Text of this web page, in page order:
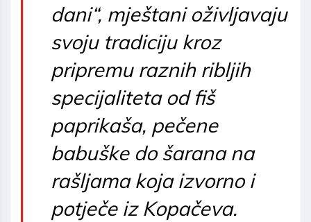
dani“, mještani oživljavaju
svoju tradiciju kroz
pripremu raznih ribljih
specijaliteta od fiš
paprikaša, pečene
babuške do šarana na
rašljama koja izvorno i
potječe iz Kopačeva.